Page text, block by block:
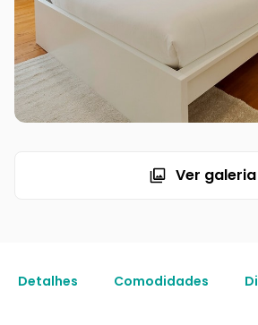
Ver galeria
Detalhes Comodidades